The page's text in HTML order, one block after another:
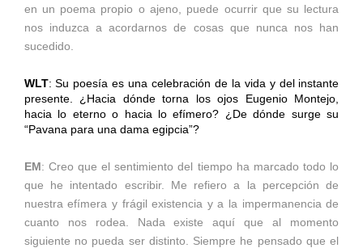
en un poema propio o ajeno, puede ocurrir que su lectura
nos induzca a acordarnos de cosas que nunca nos han
sucedido.
WLT: Su poesía es una celebración de la vida y del instante
presente. ¿Hacia dónde torna los ojos Eugenio Montejo,
hacia lo eterno o hacia lo efímero? ¿De dónde surge su
“Pavana para una dama egipcia”?
EM: Creo que el sentimiento del tiempo ha marcado todo lo
que he intentado escribir. Me refiero a la percepción de
nuestra efímera y frágil existencia y a la impermanencia de
cuanto nos rodea. Nada existe aquí que al momento
siguiente no pueda ser distinto. Siempre he pensado que el